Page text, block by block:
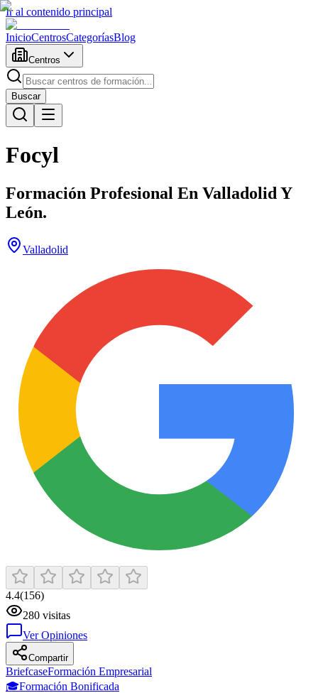
Ir al contenido principal
InicioCentrosCategoríasBlog
Centros
Buscar
Focyl
Formación Profesional En Valladolid Y
León.
Valladolid
4.4(156)
280 visitas
Ver Opiniones
Compartir
BriefcaseFormación Empresarial
🎓Formación Bonificada